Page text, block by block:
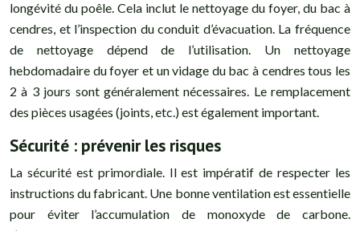
longévité du poêle. Cela inclut le nettoyage du foyer, du bac à
cendres, et l’inspection du conduit d’évacuation. La fréquence
de nettoyage dépend de l’utilisation. Un nettoyage
hebdomadaire du foyer et un vidage du bac à cendres tous les
2 à 3 jours sont généralement nécessaires. Le remplacement
des pièces usagées (joints, etc.) est également important.
Sécurité : prévenir les risques
La sécurité est primordiale. Il est impératif de respecter les
instructions du fabricant. Une bonne ventilation est essentielle
pour éviter l’accumulation de monoxyde de carbone.